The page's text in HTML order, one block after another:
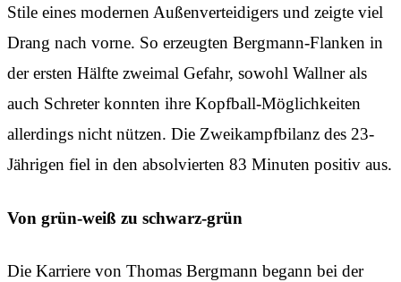
Stile eines modernen Außenverteidigers und zeigte viel
Drang nach vorne. So erzeugten Bergmann-Flanken in
der ersten Hälfte zweimal Gefahr, sowohl Wallner als
auch Schreter konnten ihre Kopfball-Möglichkeiten
allerdings nicht nützen. Die Zweikampfbilanz des 23-
Jährigen fiel in den absolvierten 83 Minuten positiv aus.
Von grün-weiß zu schwarz-grün
Die Karriere von Thomas Bergmann begann bei der